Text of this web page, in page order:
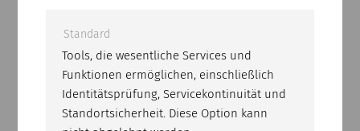
Technical specifications
Standard
Tools, die wesentliche Services und
Funktionen ermöglichen, einschließlich
Identitätsprüfung, Servicekontinuität und
Standortsicherheit. Diese Option kann